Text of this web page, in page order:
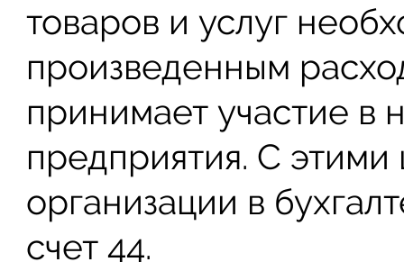
товаров и услуг
произведенным
принимает участие в
предприятия. С
организации в
счет 44.